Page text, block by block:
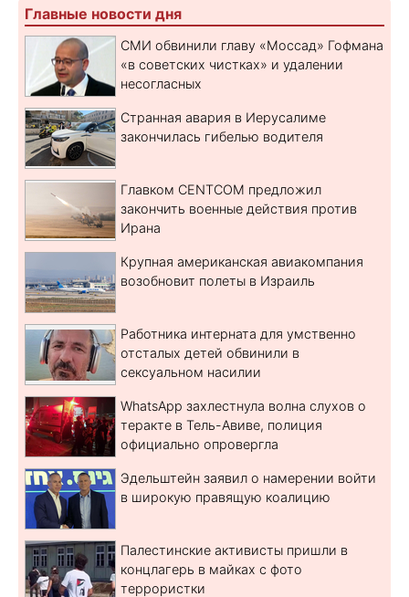
Главные новости дня
СМИ обвинили главу «Моссад» Гофмана
«в советских чистках» и удалении
несогласных
Странная авария в Иерусалиме
закончилась гибелью водителя
Главком CENTCOM предложил
закончить военные действия против
Ирана
Крупная американская авиакомпания
возобновит полеты в Израиль
Работника интерната для умственно
отсталых детей обвинили в
сексуальном насилии
WhatsApp захлестнула волна слухов о
теракте в Тель-Авиве, полиция
официально опровергла
Эдельштейн заявил о намерении войти
в широкую правящую коалицию
Палестинские активисты пришли в
концлагерь в майках с фото
террористки